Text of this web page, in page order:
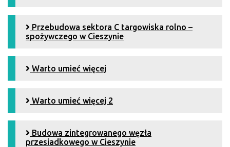
Przebudowa sektora C targowiska rolno –
spożywczego w Cieszynie
Warto umieć więcej
Warto umieć więcej 2
Budowa zintegrowanego węzła
przesiadkowego w Cieszynie